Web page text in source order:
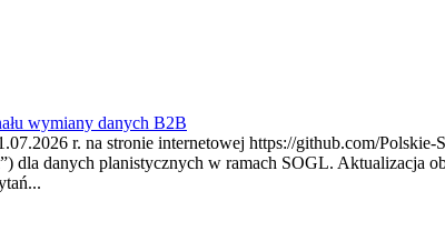
wymiany danych B2B
r. na stronie internetowej https://github.com/
dla danych planistycznych w ramach SOGL. Aktualizacja